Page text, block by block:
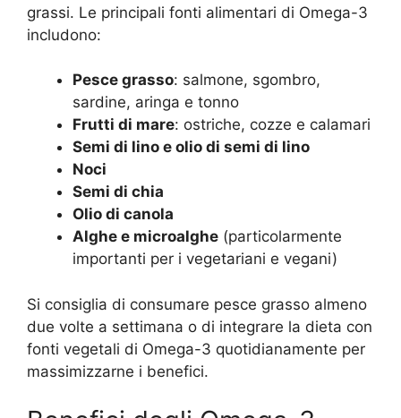
grassi. Le principali fonti alimentari di Omega-3
includono:
Pesce grasso: salmone, sgombro,
sardine, aringa e tonno
Frutti di mare: ostriche, cozze e calamari
Semi di lino e olio di semi di lino
Noci
Semi di chia
Olio di canola
Alghe e microalghe (particolarmente
importanti per i vegetariani e vegani)
Si consiglia di consumare pesce grasso almeno
due volte a settimana o di integrare la dieta con
fonti vegetali di Omega-3 quotidianamente per
massimizzarne i benefici.